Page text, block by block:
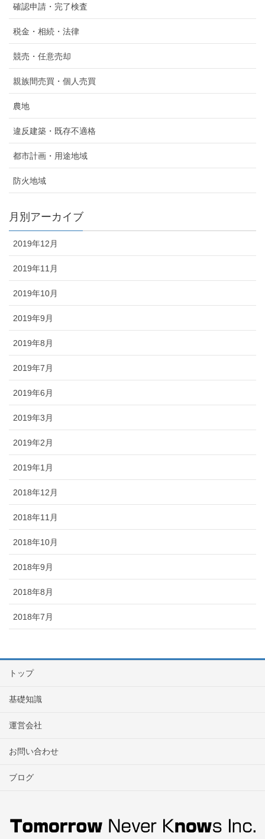
確認申請・完了検査
税金・相続・法律
競売・任意売却
親族間売買・個人売買
農地
違反建築・既存不適格
都市計画・用途地域
防火地域
月別アーカイブ
2019年12月
2019年11月
2019年10月
2019年9月
2019年8月
2019年7月
2019年6月
2019年3月
2019年2月
2019年1月
2018年12月
2018年11月
2018年10月
2018年9月
2018年8月
2018年7月
トップ
基礎知識
運営会社
お問い合わせ
ブログ